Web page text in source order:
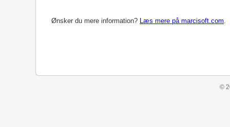
Ønsker du mere information? Læs mere på marcisoft.com.
©